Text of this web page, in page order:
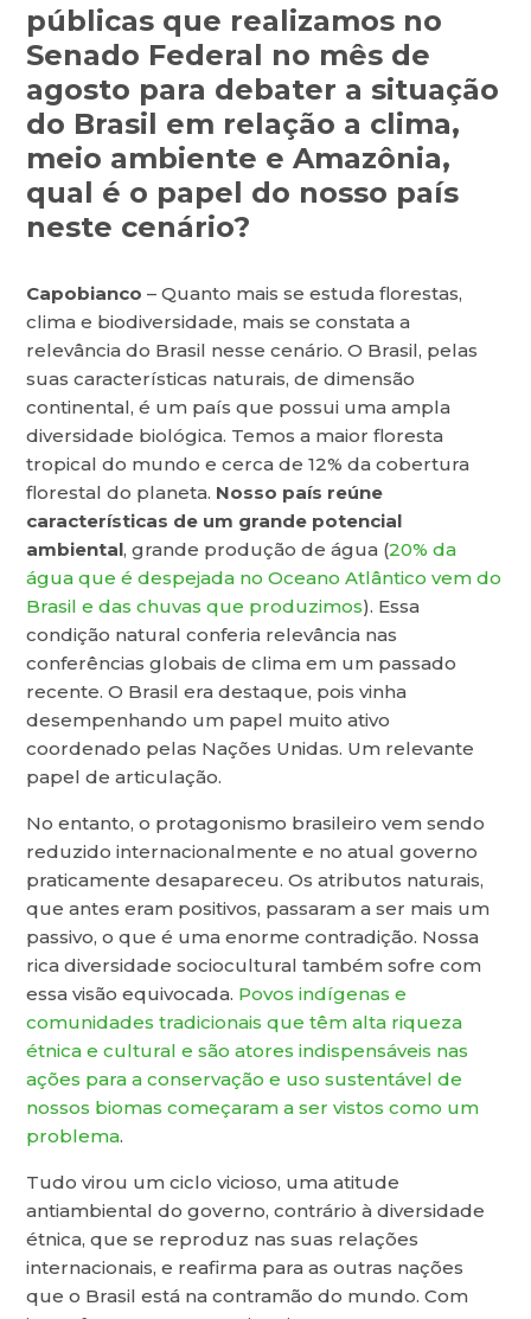
públicas que realizamos no
Senado Federal no mês de
agosto para debater a situação
do Brasil em relação a clima,
meio ambiente e Amazônia,
qual é o papel do nosso país
neste cenário?
Capobianco – Quanto mais se estuda florestas,
clima e biodiversidade, mais se constata a
relevância do Brasil nesse cenário. O Brasil, pelas
suas características naturais, de dimensão
continental, é um país que possui uma ampla
diversidade biológica. Temos a maior floresta
tropical do mundo e cerca de 12% da cobertura
florestal do planeta. Nosso país reúne
características de um grande potencial
ambiental, grande produção de água (20% da
água que é despejada no Oceano Atlântico vem do
Brasil e das chuvas que produzimos). Essa
condição natural conferia relevância nas
conferências globais de clima em um passado
recente. O Brasil era destaque, pois vinha
desempenhando um papel muito ativo
coordenado pelas Nações Unidas. Um relevante
papel de articulação.
No entanto, o protagonismo brasileiro vem sendo
reduzido internacionalmente e no atual governo
praticamente desapareceu. Os atributos naturais,
que antes eram positivos, passaram a ser mais um
passivo, o que é uma enorme contradição. Nossa
rica diversidade sociocultural também sofre com
essa visão equivocada. Povos indígenas e
comunidades tradicionais que têm alta riqueza
étnica e cultural e são atores indispensáveis nas
ações para a conservação e uso sustentável de
nossos biomas começaram a ser vistos como um
problema.
Tudo virou um ciclo vicioso, uma atitude
antiambiental do governo, contrário à diversidade
étnica, que se reproduz nas suas relações
internacionais, e reafirma para as outras nações
que o Brasil está na contramão do mundo. Com